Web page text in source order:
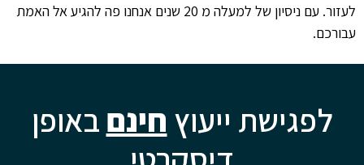
לעזור. עם ניסיון של למעלה מ 20 שנים אנחנו פה להגיע אל האמת
עבורכם.
לפגישת ייעוץ חינםבאופן